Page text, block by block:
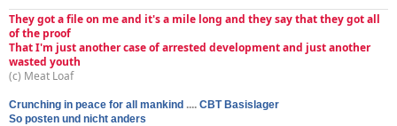
They got a file on me and it's a mile long and they say that they got all
of the proof
That I'm just another case of arrested development and just another
wasted youth
(c) Meat Loaf
Crunching in peace for all mankind .... CBT Basislager
So posten und nicht anders